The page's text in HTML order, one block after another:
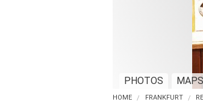
PHOTOS MAPS
HOME FRANKFURT